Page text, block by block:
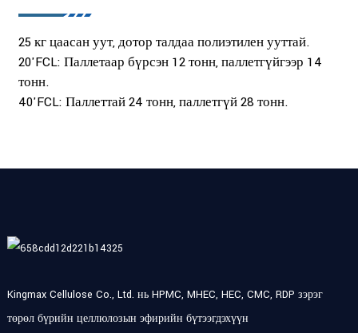
25 кг цаасан уут, дотор талдаа полиэтилен ууттай.
20'FCL: Паллетаар бүрсэн 12 тонн, паллетгүйгээр 14
тонн.
40'FCL: Паллеттай 24 тонн, паллетгүй 28 тонн.
Kingmax Cellulose Co., Ltd. нь HPMC, MHEC, HEC, CMC, RDP зэрэг
төрөл бүрийн целлюлозын эфирийн бүтээгдэхүүн